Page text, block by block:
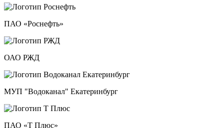
ПАО «Роснефть»
ОАО РЖД
МУП "Водоканал" Екатеринбург
ПАО «Т Плюс»